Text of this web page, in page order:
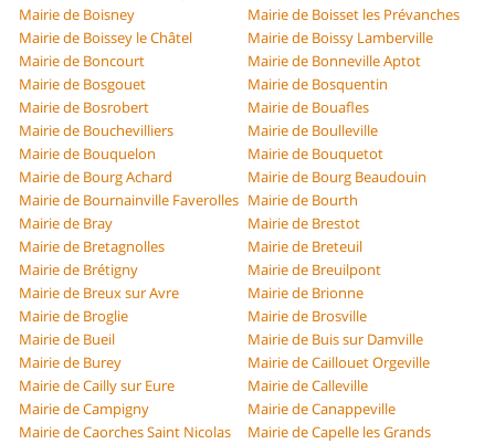
Mairie de Boisney
Mairie de Boisset les Prévanches
Mairie de Boissey le Châtel
Mairie de Boissy Lamberville
Mairie de Boncourt
Mairie de Bonneville Aptot
Mairie de Bosgouet
Mairie de Bosquentin
Mairie de Bosrobert
Mairie de Bouafles
Mairie de Bouchevilliers
Mairie de Boulleville
Mairie de Bouquelon
Mairie de Bouquetot
Mairie de Bourg Achard
Mairie de Bourg Beaudouin
Mairie de Bournainville Faverolles Mairie de Bourth
Mairie de Bray
Mairie de Brestot
Mairie de Bretagnolles
Mairie de Breteuil
Mairie de Brétigny
Mairie de Breuilpont
Mairie de Breux sur Avre
Mairie de Brionne
Mairie de Broglie
Mairie de Brosville
Mairie de Bueil
Mairie de Buis sur Damville
Mairie de Burey
Mairie de Caillouet Orgeville
Mairie de Cailly sur Eure
Mairie de Calleville
Mairie de Campigny
Mairie de Canappeville
Mairie de Caorches Saint Nicolas
Mairie de Capelle les Grands